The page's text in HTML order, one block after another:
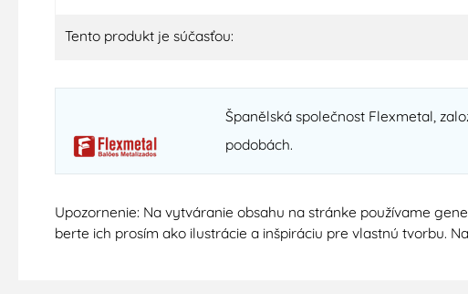
Tento produkt je súčasťou:
Španělská společnost Flexmetal,
podobách.
Upozornenie: Na vytváranie obsahu na stránke používame
berte ich prosím ako ilustrácie a inšpiráciu pre vlastnú tvorbu.